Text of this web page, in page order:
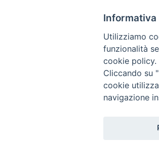
Copyright © 2019 - Tutti i
Informativa
Utilizziamo
funzionalità
cookie policy.
Cliccando su
cookie
navigazione